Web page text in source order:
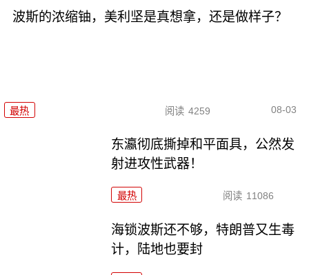
波斯的浓缩铀，美利坚是真想拿，还是做样子？
最热 阅读 4259 08-03
东瀛彻底撕掉和平面具，公然发
射进攻性武器！
最热 阅读 11086
海锁波斯还不够，特朗普又生毒
计，陆地也要封